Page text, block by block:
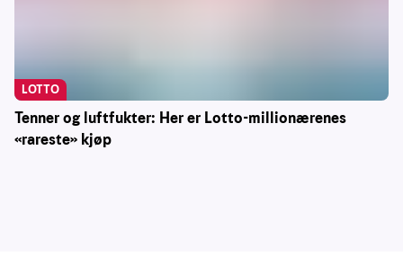
Tenner og luftfukter: Her er Lotto-millionærenes
«rareste» kjøp
LOTTO